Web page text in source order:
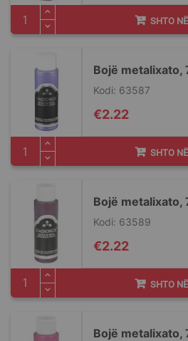
SHTO
Bojë metalixato,
Kodi: 63587
€2.22
SHTO
Bojë metalixato,
Kodi: 63589
€2.22
SHTO
Bojë metalixato,